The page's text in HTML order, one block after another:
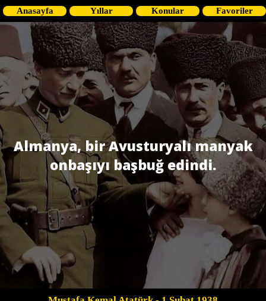
Anasayfa Yıllar Konular Favoriler
Almanya, bir Avusturyalı manyak
onbaşıyı başbuğ edindi.